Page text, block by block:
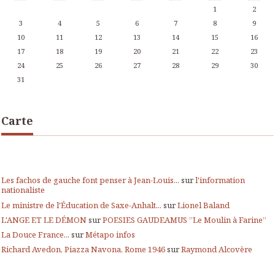
1
2
3
4 5 6 7 8
9
10
11 12 13 14 15
16
17
18 19 20 21 22
23
24
25 26 27 28 29
30
31
Carte
Les fachos de gauche font penser à Jean-Louis... surl'information
nationaliste
Le ministre de l'Éducation de Saxe-Anhalt... surLionel Baland
L'ANGE ET LE DÉMONsurPOESIES GAUDEAMUS ”Le Moulin à Farine”
La Douce France... surMétapo infos
Richard Avedon, Piazza Navona, Rome 1946surRaymond Alcovère